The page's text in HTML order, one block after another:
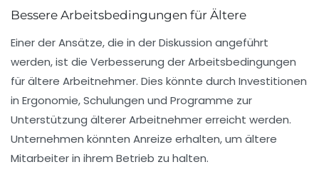
Bessere Arbeitsbedingungen für Ältere
Einer der Ansätze, die in der Diskussion angeführt
werden, ist die Verbesserung derArbeitsbedingungen
für ältere Arbeitnehmer. Dies könnte durch Investitionen
in Ergonomie, Schulungen und Programme zur
Unterstützung älterer Arbeitnehmer erreicht werden.
Unternehmen könnten Anreize erhalten, um ältere
Mitarbeiter in ihrem Betrieb zu halten.